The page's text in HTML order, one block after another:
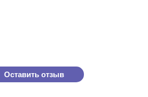
Оставить отзыв